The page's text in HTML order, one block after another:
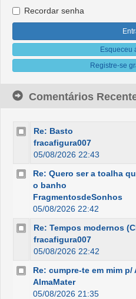
Recordar senha
Esqueceu
Registre-se
Comentários
Re: Basto
fracafigura007
05/08/2026 22:43
Re: Quero ser a toalha
o banho
FragmentosdeSonhos
05/08/2026 22:42
Re: Tempos modernos
fracafigura007
05/08/2026 22:42
Re: cumpre-te em mim p/
AlmaMater
05/08/2026 21:35